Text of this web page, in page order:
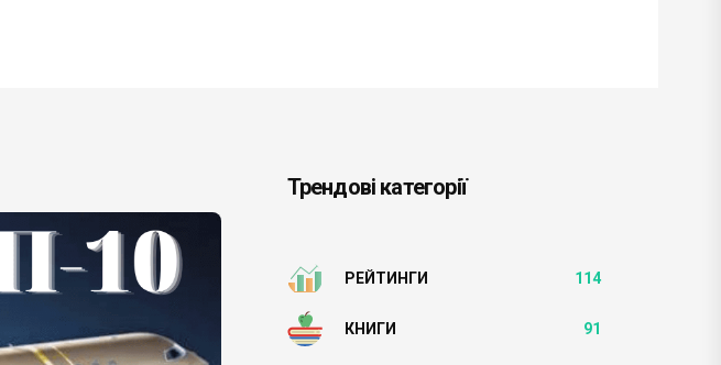
Трендові категорії
РЕЙТИНГИ 114
КНИГИ 91